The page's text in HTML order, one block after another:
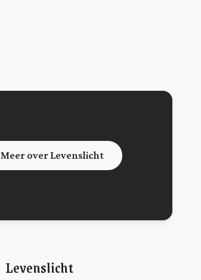
Meer over Levenslicht
Levenslicht